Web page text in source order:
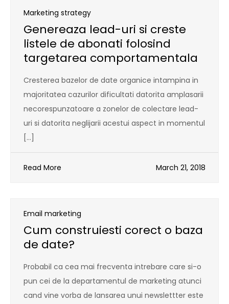
Marketing strategy
Genereaza lead-uri si creste
listele de abonati folosind
targetarea comportamentala
Cresterea bazelor de date organice intampina in
majoritatea cazurilor dificultati datorita amplasarii
necorespunzatoare a zonelor de colectare lead-
uri si datorita neglijarii acestui aspect in momentul
[…]
Read More March 21, 2018
Email marketing
Cum construiesti corect o baza
de date?
Probabil ca cea mai frecventa intrebare care si-o
pun cei de la departamentul de marketing atunci
cand vine vorba de lansarea unui newslettter este